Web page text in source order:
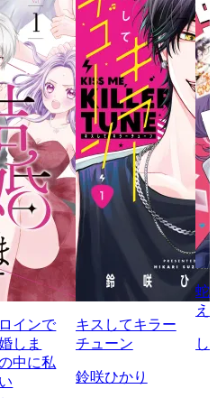
インで
しま
中に私
キスしてキラー
チューン
鈴咲ひかり
蛇
え
し